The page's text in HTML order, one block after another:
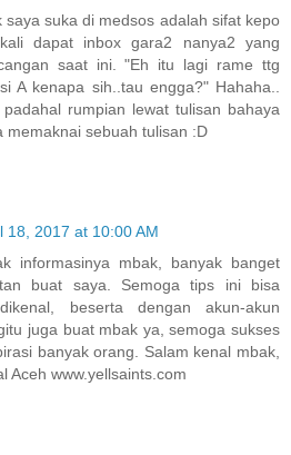
saya suka di medsos adalah sifat kepo
dapat inbox gara2 nanya2 yang
saat ini. "Eh itu lagi rame ttg
A kenapa sih..tau engga?" Hahaha..
rumpian lewat tulisan bahaya
memaknai sebuah tulisan :D
18, 2017 at 10:00 AM
informasinya mbak, banyak banget
buat saya. Semoga tips ini bisa
beserta dengan akun-akun
juga buat mbak ya, semoga sukses
banyak orang. Salam kenal mbak,
Aceh www.yellsaints.com